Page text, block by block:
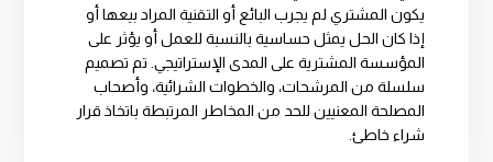
يكون المشتري لم يجرب البائع أو التقنية المراد بيعها أو
إذا كان الحل يمثل حساسية بالنسبة للعمل أو يؤثر على
المؤسسة المشترية على المدى الإستراتيجي. تم تصميم
سلسلة من المرشحات، والخطوات الشرائية، وأصحاب
المصلحة المعنيين للحد من المخاطر المرتبطة باتخاذ قرار
شراء خاطئ.